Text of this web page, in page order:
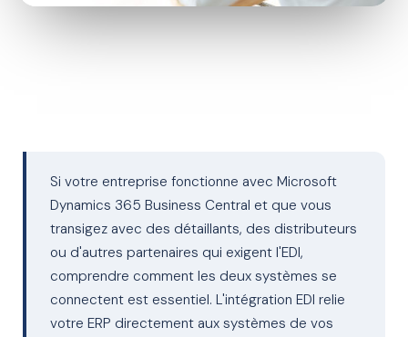
Si votre entreprise fonctionne avec Microsoft
Dynamics 365 Business Central et que vous
transigez avec des détaillants, des distributeurs
ou d'autres partenaires qui exigent l'EDI,
comprendre comment les deux systèmes se
connectent est essentiel. L'intégration EDI relie
votre ERP directement aux systèmes de vos